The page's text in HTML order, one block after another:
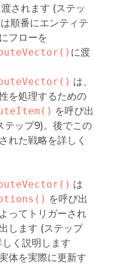
されます (ステッ
は順番にエンティテ
フローを
に渡
は、
を処理するための
を呼び出
テップ9)。後でこの
れた戦略を詳しく
は
を呼び出
ってトリガーされ
します (ステップ
く説明します
体を実際に更新す